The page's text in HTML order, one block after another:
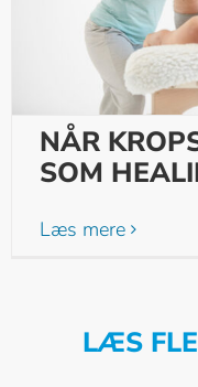
NÅR
SOM
Læs mere
LÆS